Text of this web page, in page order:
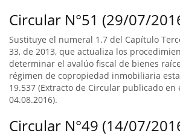
Circular N°51 (29/07/
Sustituye el numeral 1.7 del Capítulo
33, de 2013, que actualiza los
determinar el avalúo fiscal de bienes
régimen de copropiedad inmobiliaria
19.537 (Extracto de Circular publicado en
04.08.2016).
Circular N°49 (14/07/